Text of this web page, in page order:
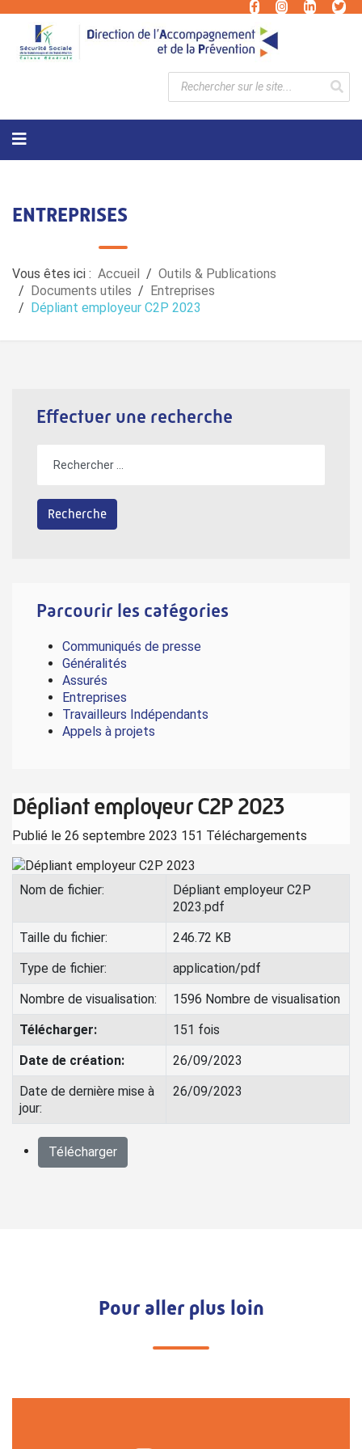
ENTREPRISES
Vous êtes ici : Accueil
Outils & Publications
Documents utiles
Entreprises
Dépliant employeur C2P 2023
Effectuer une recherche
Parcourir les catégories
Communiqués de presse
Généralités
Assurés
Entreprises
Travailleurs Indépendants
Appels à projets
Dépliant employeur C2P 2023
Publié le 26 septembre 2023 151 Téléchargements
Nom de fichier:
Dépliant employeur C2P
2023.pdf
Taille du fichier:
246.72 KB
Type de fichier:
application/pdf
Nombre de visualisation:
1596 Nombre de visualisation
Télécharger:
151 fois
Date de création:
26/09/2023
Date de dernière mise à
jour:
26/09/2023
Télécharger
Pour aller plus loin